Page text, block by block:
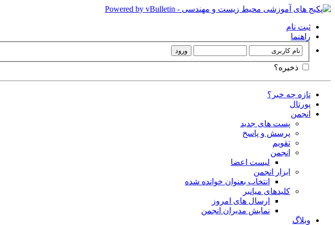
ثبت نام
راهنما
ذخیره؟
تازه چه خبر؟
پورتال
انجمن
پست های جدید
پرسش و پاسخ
تقویم
انجمن
لیست اعضا
ابزار انجمن
انتخاب بعنوان خوانده شده
کلیدهای میانبر
ارسال های امروز
نمایش مدیران انجمن
وبلاگ